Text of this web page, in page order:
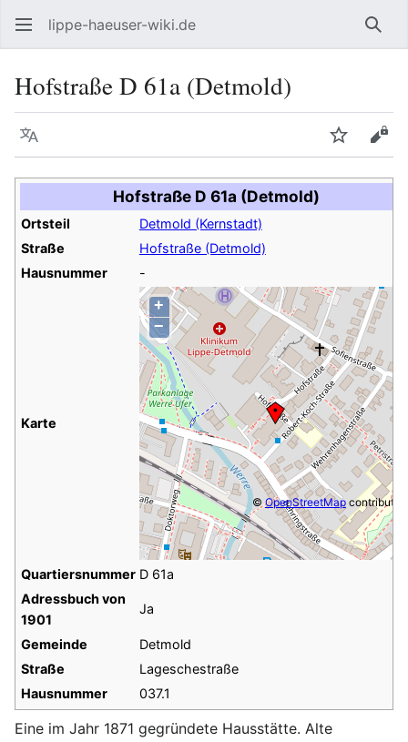
lippe-haeuser-wiki.de
Hofstraße D 61a (Detmold)
Sprache
Hofstraße D 61a (Detmold)
Ortsteil
Detmold (Kernstadt)
Straße
Hofstraße (Detmold)
Hausnummer
-
Karte
+
−
© OpenStreetMap
Quartiersnummer D 61a
Adressbuch von
1901
Ja
Gemeinde
Detmold
Straße
Lageschestraße
Hausnummer
037.1
Eine im Jahr 1871 gegründete Hausstätte. Alte